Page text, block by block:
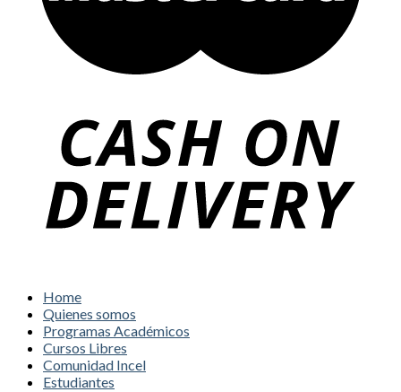
Home
Quienes somos
Programas Académicos
Cursos Libres
Comunidad Incel
Estudiantes